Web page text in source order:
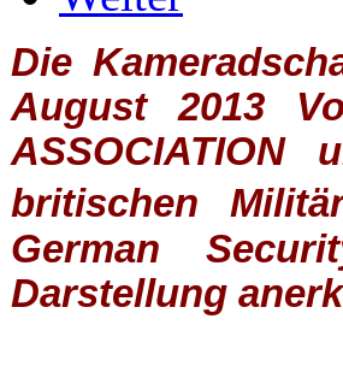
Die
August 2013
ASSOCIATION
britischen
German
Darstellung